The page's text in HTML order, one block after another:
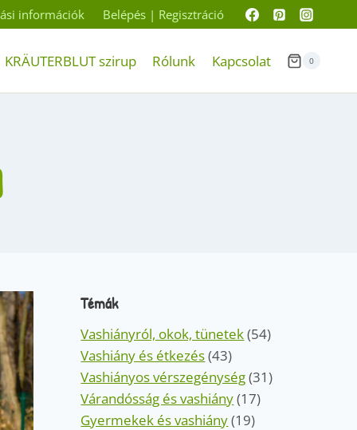
információk Belépés | Regisztráció
KRÄUTERBLUT szirup Rólunk Kapcsolat 0
Témák
Vashiányról, okok, tünetek(54)
Vashiány és étkezés(43)
Vashiányos vérszegénység(31)
Várandósság és vashiány(17)
Gyermekek és vashiány(19)